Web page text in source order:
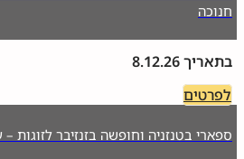
חנוכה
בתאריך 8.12.26
לפרטים
ספארי בטנזניה וחופשה בזנזיבר לזוגות